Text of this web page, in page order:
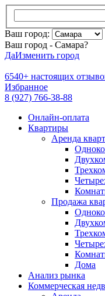
Ваш город:
Ваш город - Самара?
ДаИзменить город
6540+ настоящих
Избранное
8 (927) 766-38-88
Онлайн-оплата
Квартиры
Аренда
Продажа
Дома
Анализ рынка
Коммерческая